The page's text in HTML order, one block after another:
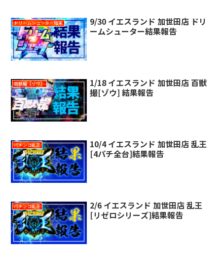
ドリームシューター結果
9/30 イエスランド 加世田店 ドリ
ームシューター結果報告
百獣撮［ゾウ］
1/18 イエスランド 加世田店 百獣
撮[ゾウ] 結果報告
パチンコ乱王
10/4 イエスランド 加世田店 乱王
[4パチ全台]結果報告
パチンコ乱王
2/6 イエスランド 加世田店 乱王
[リゼロシリーズ]結果報告